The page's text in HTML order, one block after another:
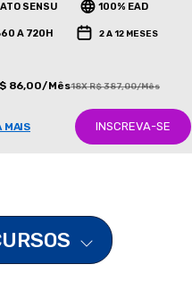
SENSU 100% EAD
A 720H 2 A 12 MESES
86,00/Mês18X R$ 387,00/Mês
MAIS INSCREVA-SE